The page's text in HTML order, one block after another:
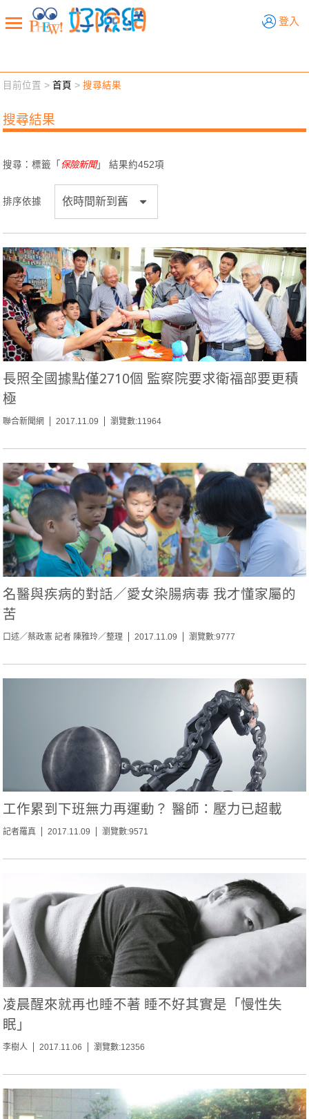
登入
新聞觀點 業務交流
退休先準備 好險學堂 輔銷工具 活動專區
目前位置 >首頁 >搜尋結果
搜尋結果
搜尋：標籤「 保險新聞」 結果約452項
排序依據
長照全國據點僅2710個 監察院要求衛福部要更積
極
聯合新聞網 2017.11.09 瀏覽數:11964
名醫與疾病的對話／愛女染腸病毒 我才懂家屬的
苦
口述／蔡政憲 記者 陳雅玲／整理 2017.11.09 瀏覽數:9777
工作累到下班無力再運動？ 醫師：壓力已超載
記者羅真 2017.11.09 瀏覽數:9571
凌晨醒來就再也睡不著 睡不好其實是「慢性失
眠」
李樹人 2017.11.06 瀏覽數:12356